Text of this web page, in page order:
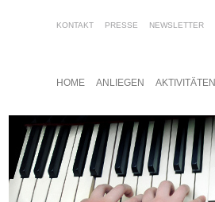
HOME ANLIEGEN AKTIVITÄTEN
KONTAKT PRESSE NEWSLETTER